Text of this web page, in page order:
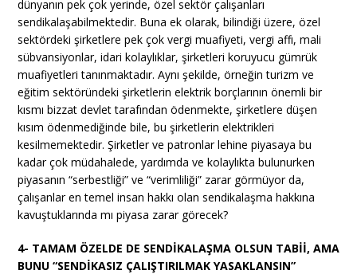
dünyanın pek çok yerinde, özel sektör çalışanları
sendikalaşabilmektedir. Buna ek olarak, bilindiği üzere, özel
sektördeki şirketlere pek çok vergi muafiyeti, vergi affı, mali
sübvansiyonlar, idari kolaylıklar, şirketleri koruyucu gümrük
muafiyetleri tanınmaktadır. Aynı şekilde, örneğin turizm ve
eğitim sektöründeki şirketlerin elektrik borçlarının önemli bir
kısmı bizzat devlet tarafından ödenmekte, şirketlere düşen
kısım ödenmediğinde bile, bu şirketlerin elektrikleri
kesilmemektedir. Şirketler ve patronlar lehine piyasaya bu
kadar çok müdahalede, yardımda ve kolaylıkta bulunurken
piyasanın “serbestliği” ve “verimliliği” zarar görmüyor da,
çalışanlar en temel insan hakkı olan sendikalaşma hakkına
kavuştuklarında mı piyasa zarar görecek?
4- TAMAM ÖZELDE DE SENDİKALAŞMA OLSUN TABİİ, AMA
BUNU “SENDİKASIZ ÇALIŞTIRILMAK YASAKLANSIN”